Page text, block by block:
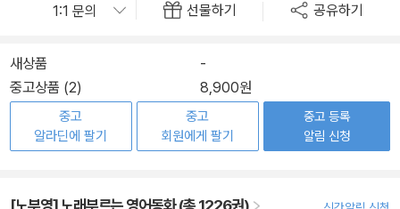
선물하기 공유하기
새상품
-
중고상품 (2)
8,900원
중고
알라딘에 팔기
중고
회원에게 팔기
중고 등록
알림 신청